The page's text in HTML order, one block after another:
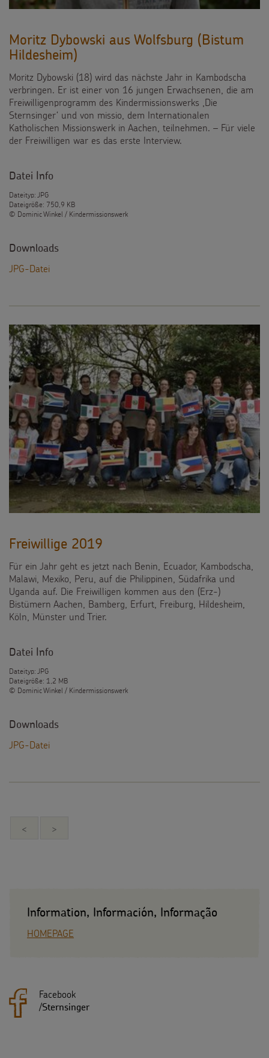
Moritz Dybowski aus Wolfsburg (Bistum
Hildesheim)
Moritz Dybowski (18) wird das nächste Jahr in Kambodscha
verbringen. Er ist einer von 16 jungen Erwachsenen, die am
Freiwilligenprogramm des Kindermissionswerks ,Die
Sternsinger‘ und von missio, dem Internationalen
Katholischen Missionswerk in Aachen, teilnehmen. – Für viele
der Freiwilligen war es das erste Interview.
Datei Info
Dateityp: JPG
Dateigröße: 750,9 KB
© Dominic Winkel / Kindermissionswerk
Downloads
JPG-Datei
Freiwillige 2019
Für ein Jahr geht es jetzt nach Benin, Ecuador, Kambodscha,
Malawi, Mexiko, Peru, auf die Philippinen, Südafrika und
Uganda auf. Die Freiwilligen kommen aus den (Erz-)
Bistümern Aachen, Bamberg, Erfurt, Freiburg, Hildesheim,
Köln, Münster und Trier.
Datei Info
Dateityp: JPG
Dateigröße: 1,2 MB
© Dominic Winkel / Kindermissionswerk
Downloads
JPG-Datei
< >
Information, Información, Informação
HOMEPAGE
Facebook
/Sternsinger